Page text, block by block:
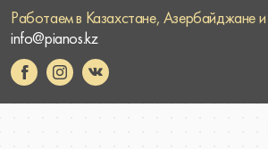
Работаем в Казахстане, Азербайджане и
info@pianos.kz